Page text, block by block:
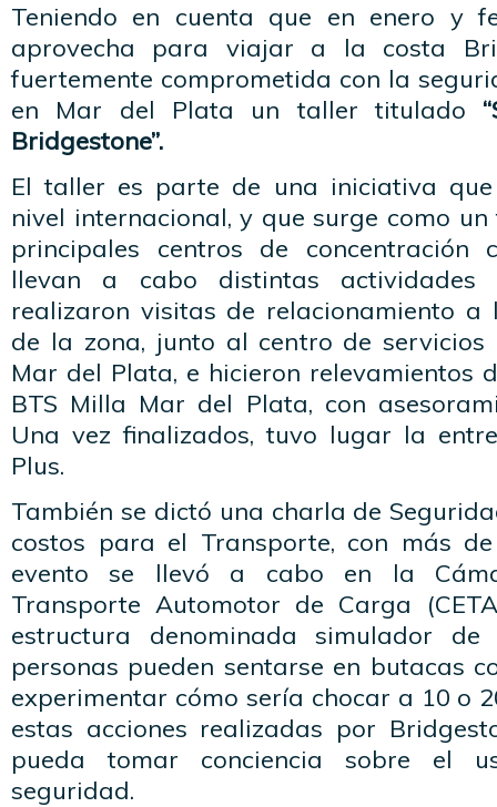
Teniendo en cuenta que en enero y
aprovecha para viajar a la costa
fuertemente comprometida con la
en Mar del Plata un taller titulado
Bridgestone”.
El taller es parte de una iniciativa
nivel internacional, y que surge como
principales centros de concentración
llevan a cabo distintas
realizaron visitas de relacionamiento a
de la zona, junto al centro de servicios
Mar del Plata, e hicieron relevamientos
BTS Milla Mar del Plata, con
Una vez finalizados, tuvo lugar la
Plus.
También se dictó una charla de
costos para el Transporte, con más
evento se llevó a cabo en la
Transporte Automotor de Carga
estructura denominada simulador
personas pueden sentarse en butacas
experimentar cómo sería chocar a 10 o
estas acciones realizadas por
pueda tomar conciencia sobre el
seguridad.